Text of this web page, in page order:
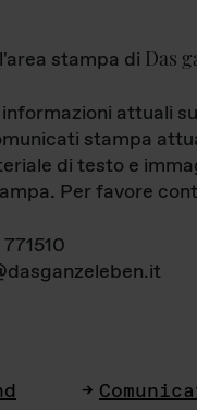
stampa di Das
attuali
stampa
di testo e
Per favore